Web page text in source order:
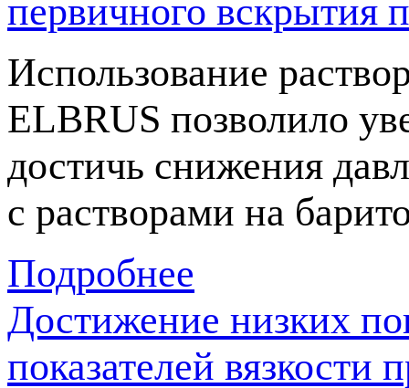
первичного вскрытия
Использование
ELBRUS позволило
достичь снижения
с растворами на
Подробнее
Достижение низких
показателей вязкости